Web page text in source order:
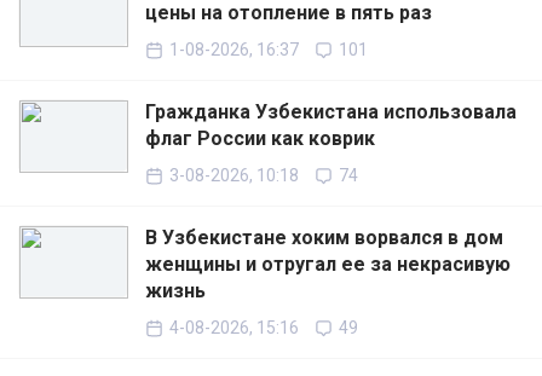
цены на отопление в пять раз
1-08-2026, 16:37 101
Гражданка Узбекистана использовала
флаг России как коврик
3-08-2026, 10:18 74
В Узбекистане хоким ворвался в дом
женщины и отругал ее за некрасивую
жизнь
4-08-2026, 15:16 49